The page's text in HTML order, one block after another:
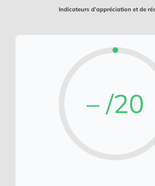
Indicateurs d’appréciation et de
– /20